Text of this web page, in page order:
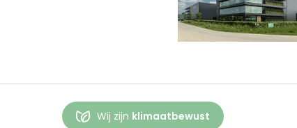
Wij zijn klimaatbewust